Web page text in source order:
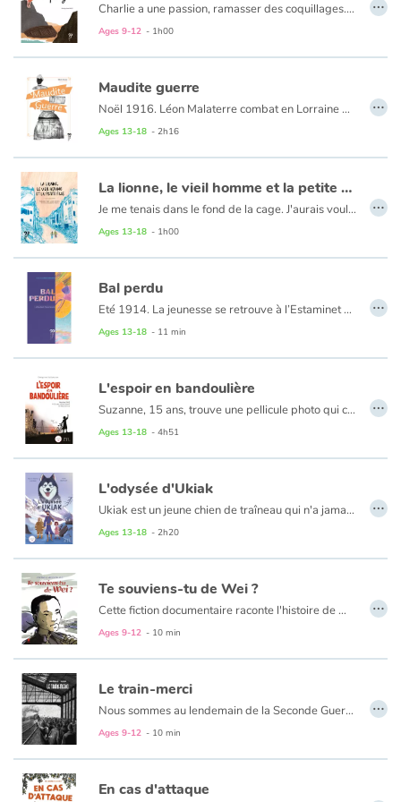
Charlie a une passion, ramasser des coquillages. Un matin, c'est le journal de Nour qu'il trouve sur le sable de la plage.
Ages 9-12 - 1h00
Maudite guerre
Noël 1916. Léon Malaterre combat en Lorraine dans les tranchées. Les lettres de Louison, sa femme, lui permettent de résister à cette maudite guerre et elles lui apportent également un éclairage sur ce que vivent les femmes de l’arrière, dans son Tarn natal. Mais Louison, féministe avant l’heure, lui envoie également des articles de presse de Marcelle Capy... Cette femme étonnante a subi la censure pour ses textes militants. Elle parle de paix ; elle soutient les poilus, défend les femmes et fustige les planqués. Quand elle tente de publier son livre : « Une voix de femme dans la Mêlée », la censure lui répond : « Si ce texte avait été écrit par un homme… Mais si on laisse parler les femmes, où irons-nous ? »
Ages 13-18 - 2h16
…
La lionne, le vieil homme et la petite fille
Je me tenais dans le fond de la cage. J'aurais voulu pousser le mur de béton et passer au travers des barreaux. J'ai fermé les yeux. J'aurais voulu me réveiller là-bas, en Afrique, au beau milieu de la savane où, avant, je courais en toute liberté." Dans un zoo d'une grande ville du Moyen-Orient en proie à la guerre, Labiwa la lionne est piégée dans sa cage. Maya, la petite fille, et le vieil Hamid parviendront-ils à la délivrer ?
Ages 13-18 - 1h00
…
Bal perdu
Eté 1914. La jeunesse se retrouve à l’Estaminet en bord de Seine pour de joyeuses journées d’insouciance et d’amitié, loin de la guerre qui menace. Jusqu’à ce fameux 31 juillet...
Ages 13-18 - 11 min
…
L'espoir en bandoulière
Suzanne, 15 ans, trouve une pellicule photo qui contient un document en allemand. Celui-ci semble fortement intéresser le chef de la Gestapo. Lorsque Suzanne entre dans la Résistance débute alors pour elle une nouvelle vie, aventureuse et clandestine. En septembre 1943, les Alliés bombardent Nantes tandis que son frère s’engage dans la Milice et que la Gestapo recherche toujours la pellicule…
Ages 13-18 - 4h51
…
L'odysée d'Ukiak
Ukiak est un jeune chien de traîneau qui n'a jamais connu que son Alaska.
Ce roman offre aux jeunes et moins jeunes une vision très juste et évocatrice de la Grande Guerre tout en utilisant le filtre de la vision d'Ukiak.
Ages 13-18 - 2h20
…
Te souviens-tu de Wei ?
Cette fiction documentaire raconte l'histoire de Wei, un travailleur chinois venu en France, comme 140000 autres, prendre part à l’effort de guerre entre 1916 et 1918. Tandis que plus de 20000 mourront, quelques milliers s’installeront à Paris ou en province pour une vie qu’ils n’avaient pas imaginée. Ils formèrent la première immigration chinoise en France.
Ages 9-12 - 10 min
…
Le train-merci
Nous sommes au lendemain de la Seconde Guerre mondiale. L’Europe manque de tout. En 1947, le peuple américain se mobilise et envoie denrées, médicaments, et vêtements, transportés dans un train nommé le train de l’amitié. Quelques mois plus tard, un cheminot français forme un comité national pour les remercier.
Ages 9-12 - 10 min
…
En cas d'attaque